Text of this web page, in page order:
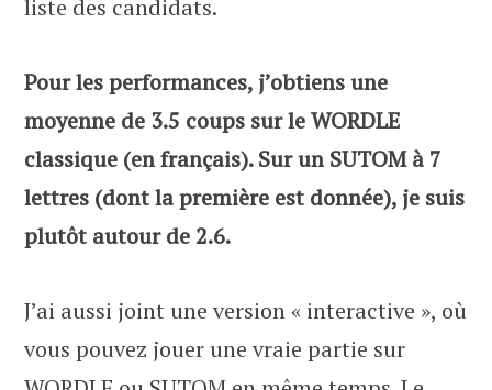
liste des candidats.
Pour les performances, j’obtiens une
moyenne de 3.5 coups sur le WORDLE
classique (en français). Sur un SUTOM à 7
lettres (dont la première est donnée), je suis
plutôt autour de 2.6.
J’ai aussi joint une version « interactive », où
vous pouvez jouer une vraie partie sur